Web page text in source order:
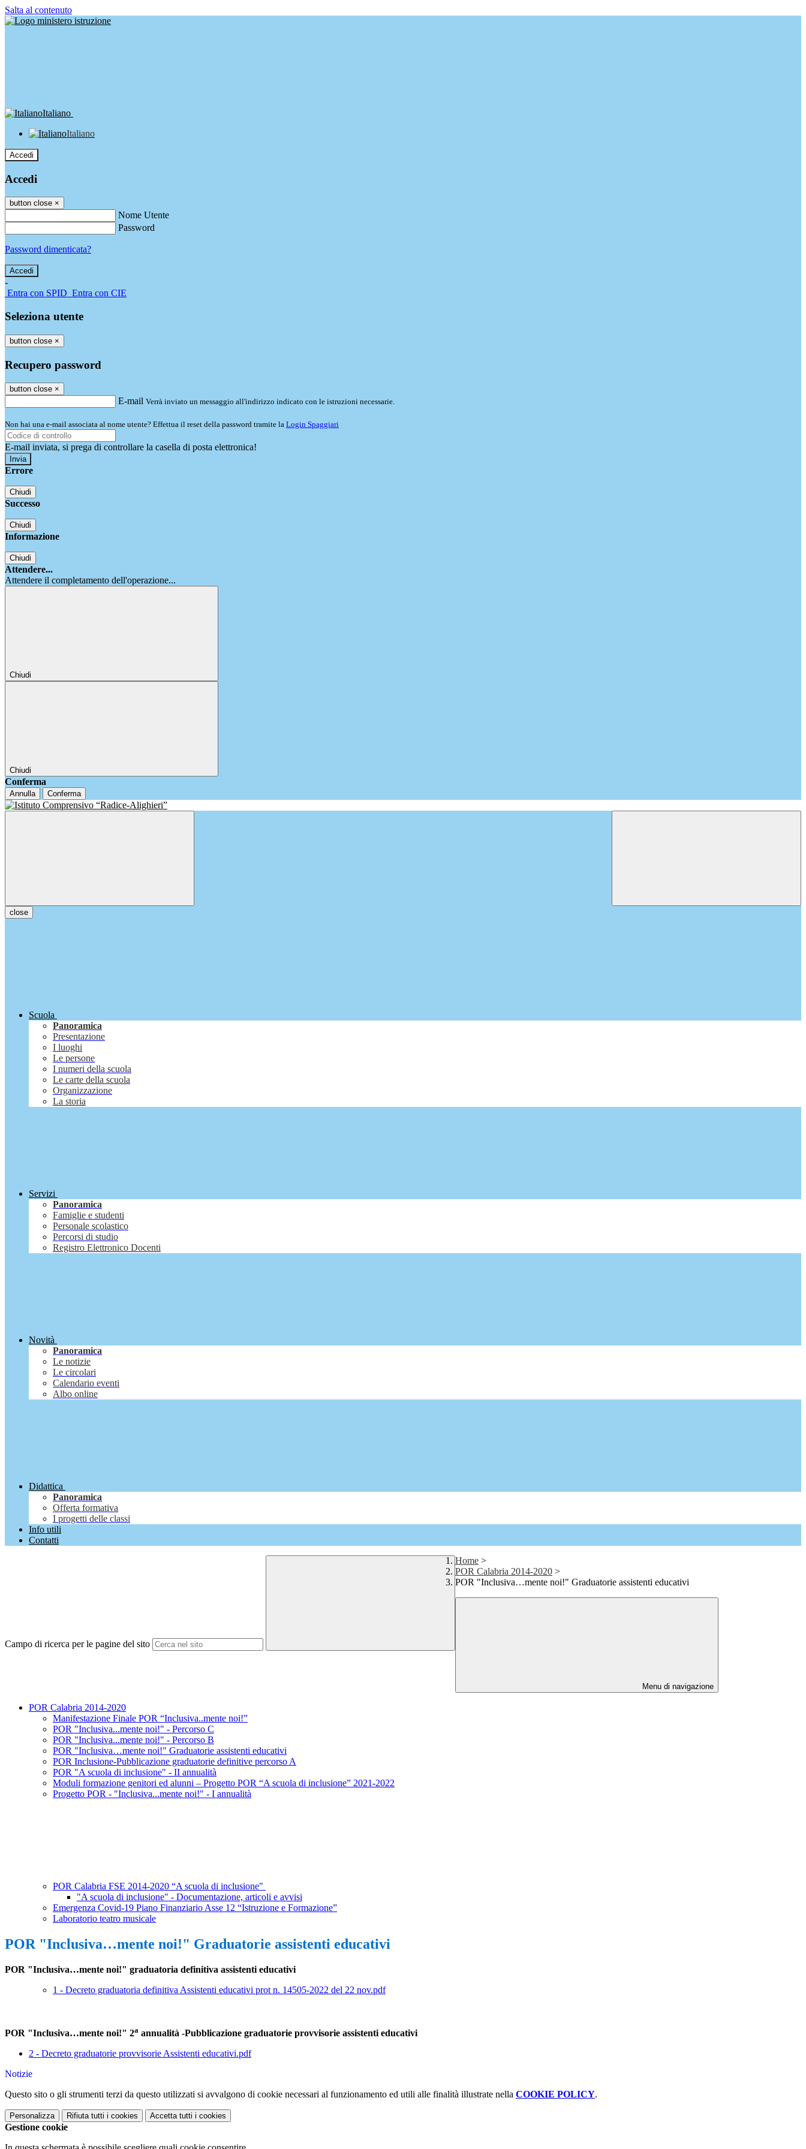
Salta al contenuto
Italiano
Italiano
Accedi
Accedi
button close ×
Nome Utente
Password
Password dimenticata?
-
Entra con SPID Entra con CIE
Seleziona utente
button close ×
Recupero password
button close ×
E-mail Verrà inviato un messaggio all'indirizzo indicato con le istruzioni necessarie.
Non hai una e-mail associata al nome utente? Effettua il reset della password tramite la Login Spaggiari
E-mail inviata, si prega di controllare la casella di posta elettronica!
Errore
Chiudi
Successo
Chiudi
Informazione
Chiudi
Attendere...
Attendere il completamento dell'operazione...
Chiudi
Chiudi
Conferma
Annulla Conferma
close
Scuola
Panoramica
Presentazione
I luoghi
Le persone
I numeri della scuola
Le carte della scuola
Organizzazione
La storia
Servizi
Panoramica
Famiglie e studenti
Personale scolastico
Percorsi di studio
Registro Elettronico Docenti
Novità
Panoramica
Le notizie
Le circolari
Calendario eventi
Albo online
Didattica
Panoramica
Offerta formativa
I progetti delle classi
Info utili
Contatti
Campo di ricerca per le pagine del sito
Home >
POR Calabria 2014-2020 >
POR "Inclusiva…mente noi!" Graduatorie assistenti educativi
Menu di navigazione
POR Calabria 2014-2020
Manifestazione Finale POR “Inclusiva..mente noi!”
POR "Inclusiva...mente noi!" - Percorso C
POR "Inclusiva...mente noi!" - Percorso B
POR "Inclusiva…mente noi!" Graduatorie assistenti educativi
POR Inclusione-Pubblicazione graduatorie definitive percorso A
POR "A scuola di inclusione" - II annualità
Moduli formazione genitori ed alunni – Progetto POR “A scuola di inclusione” 2021-2022
Progetto POR - "Inclusiva...mente noi!" - I annualità
POR Calabria FSE 2014-2020 “A scuola di inclusione"
"A scuola di inclusione" - Documentazione, articoli e avvisi
Emergenza Covid-19 Piano Finanziario Asse 12 “Istruzione e Formazione”
Laboratorio teatro musicale
POR "Inclusiva…mente noi!" Graduatorie assistenti educativi
POR "Inclusiva…mente noi!" graduatoria definitiva assistenti educativi
1 - Decreto graduatoria definitiva Assistenti educativi prot n. 14505-2022 del 22 nov.pdf
POR "Inclusiva…mente noi!" 2a annualità -Pubblicazione graduatorie provvisorie assistenti educativi
2 - Decreto graduatorie provvisorie Assistenti educativi.pdf
Notizie
Questo sito o gli strumenti terzi da questo utilizzati si avvalgono di cookie necessari al funzionamento ed utili alle finalità illustrate nella COOKIE POLICY.
Personalizza Rifiuta tutti i cookies Accetta tutti i cookies
Gestione cookie